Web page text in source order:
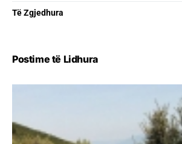
Të Zgjedhura
Postime të Lidhura